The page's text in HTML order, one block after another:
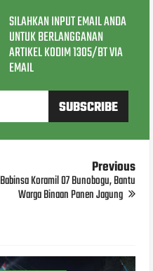
SILAHKAN INPUT EMAIL ANDA
UNTUK BERLANGGANAN
ARTIKEL KODIM 1305/BT VIA
EMAIL
Previous
Babinsa Koramil 07 Bunobogu, Bantu
Warga Binaan Panen Jagung